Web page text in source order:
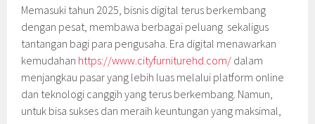
Memasuki tahun 2025, bisnis digital terus berkembang
dengan pesat, membawa berbagai peluang sekaligus
tantangan bagi para pengusaha. Era digital menawarkan
kemudahan https://www.cityfurniturehd.com/ dalam
menjangkau pasar yang lebih luas melalui platform online
dan teknologi canggih yang terus berkembang. Namun,
untuk bisa sukses dan meraih keuntungan yang maksimal,